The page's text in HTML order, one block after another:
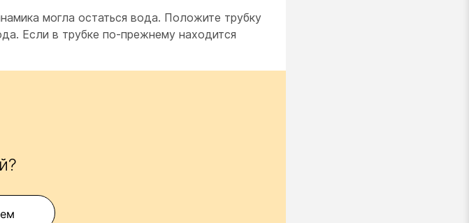
могла остаться вода. Положите трубку
Если в трубке по-прежнему находится